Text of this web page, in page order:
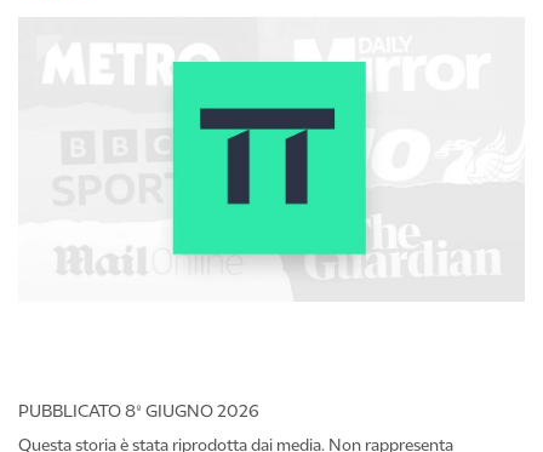
PUBBLICATO 8º GIUGNO 2026
Questa storia è stata riprodotta dai media. Non rappresenta